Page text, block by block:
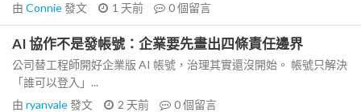
由 Connie發文 1 天前 0個留言
AI 協作不是發帳號：企業要先畫出四條責任邊界
公司替工程師開好企業版 AI 帳號，治理其實還沒開始。 帳號只解決
「誰可以登入」...
由 ryanvale發文 2 天前 0個留言